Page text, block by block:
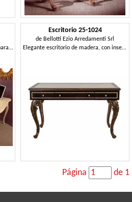
Escritorio ejecutivo, de lujo clásico, para la oficina
Escritorio 25-1024
de Bellotti Ezio Arredamenti Srl
Elegante escritorio de madera, con inserto de cuero
Página de 1